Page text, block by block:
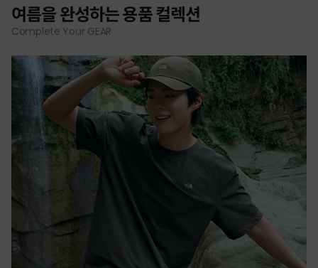
여름을 완성하는 용품 컬렉션
Complete Your GEAR